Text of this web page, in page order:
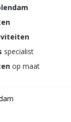
specialist
op maat